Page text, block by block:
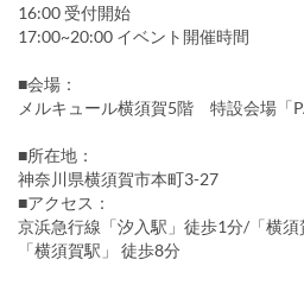
16:00 受付開始
17:00~20:00 イベント開催時間
■会場：
メルキュール横須賀5階 特設会場「
■所在地：
神奈川県横須賀市本町3-27
■アクセス：
京浜急行線「汐入駅」徒歩1分/「横
「横須賀駅」 徒歩8分